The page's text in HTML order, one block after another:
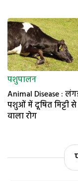
पशुपालन
Animal Disease :
पशुओं में दूषित मिट्टी
वाला रोग